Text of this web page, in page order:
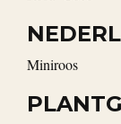
miniroos